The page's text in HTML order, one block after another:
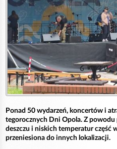
Ponad 50 wydarzeń, koncertów i
tegorocznych Dni Opola. Z
deszczu i niskich temperatur część
przeniesiona do innych lokalizacji.